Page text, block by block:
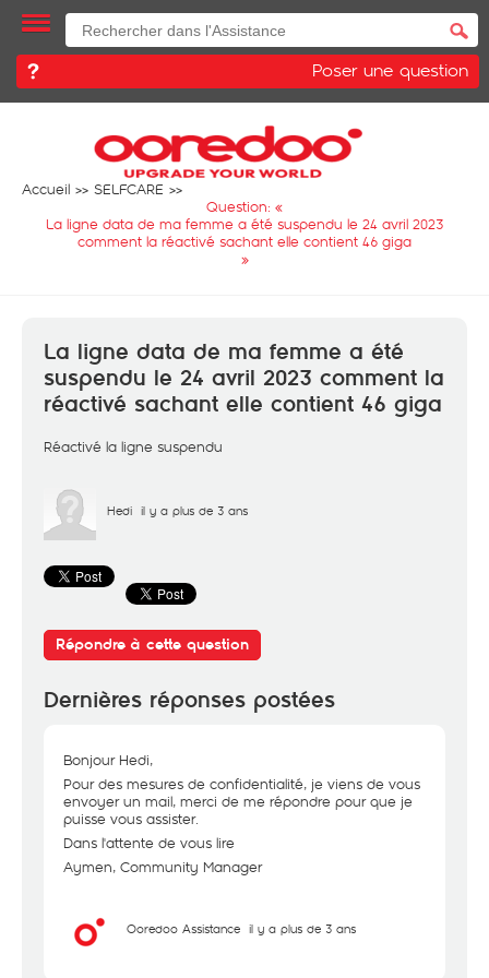
Poser une question
Accueil
SELFCARE
Question: «
La ligne data de ma femme a été suspendu le 24 avril 2023
comment la réactivé sachant elle contient 46 giga
»
La ligne data de ma femme a été
suspendu le 24 avril 2023 comment la
réactivé sachant elle contient 46 giga
Réactivé la ligne suspendu
Hedi il y a plus de 3 ans
Répondre à cette question
Dernières réponses postées
Bonjour Hedi,
Pour des mesures de confidentialité, je viens de vous
envoyer un mail, merci de me répondre pour que je
puisse vous assister.
Dans l'attente de vous lire
Aymen, Community Manager
Ooredoo Assistance il y a plus de 3 ans